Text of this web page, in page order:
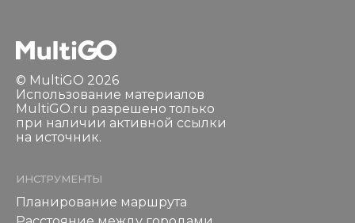
© MultiGO 2026
Использование материалов
MultiGO.ru разрешено только
при наличии активной ссылки
на источник.
ИНСТРУМЕНТЫ
Планирование маршрута